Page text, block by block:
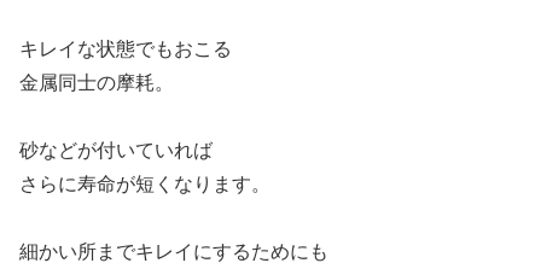
キレイな状態でもおこる
金属同士の摩耗。
砂などが付いていれば
さらに寿命が短くなります。
細かい所までキレイにするためにも